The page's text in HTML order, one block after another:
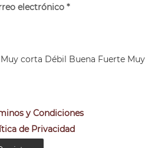
electrónico *
Muy corta Débil Buena Fuerte Muy
y Condiciones
de Privacidad